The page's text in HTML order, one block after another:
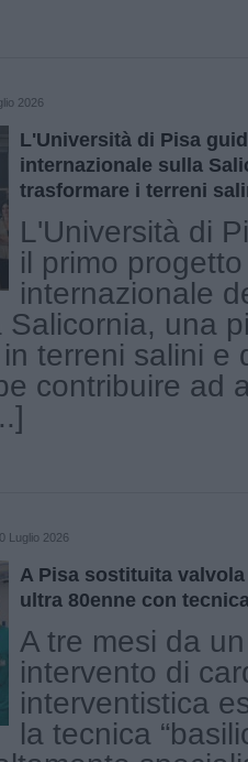
2026
L'Università di Pisa
internazionale sulla
trasformare i terreni
L'Università di
il primo progetto
internazionale
Salicornia, una
terreni salini e
contribuire ad
Luglio 2026
A Pisa sostituita
ultra 80enne con
A tre mesi da
intervento di
interventistica
la tecnica